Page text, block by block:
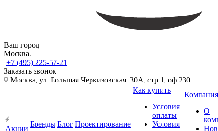
Ваш город
Москва
+7 (495) 225-57-21
Заказать звонок
Москва, ул. Большая Черкизовская, 30А, стр.1, оф.230
Акции
Бренды Блог Проектирование
Как купить
Условия
оплаты
Условия
Компания
О